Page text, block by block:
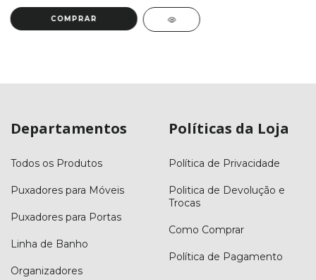
Departamentos
Todos os Produtos
Puxadores para Móveis
Puxadores para Portas
Linha de Banho
Organizadores
Políticas da Loja
Política de Privacidade
Politica de Devolução e
Trocas
Como Comprar
Política de Pagamento